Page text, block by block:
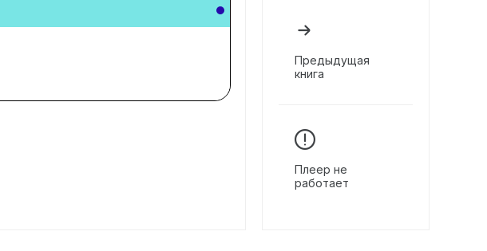
Предыдущая
книга
Плеер не
работает